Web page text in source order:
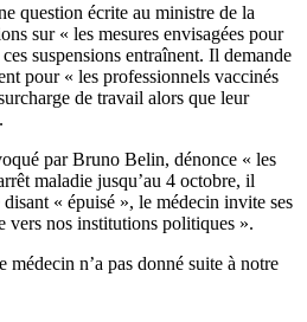
question écrite au ministre de la
sur « les mesures envisagées pour
suspensions entraînent. Il demande
pour « les professionnels vaccinés
de travail alors que leur
par Bruno Belin, dénonce « les
maladie jusqu’au 4 octobre, il
disant « épuisé », le médecin invite ses
vers nos institutions politiques ».
n’a pas donné suite à notre